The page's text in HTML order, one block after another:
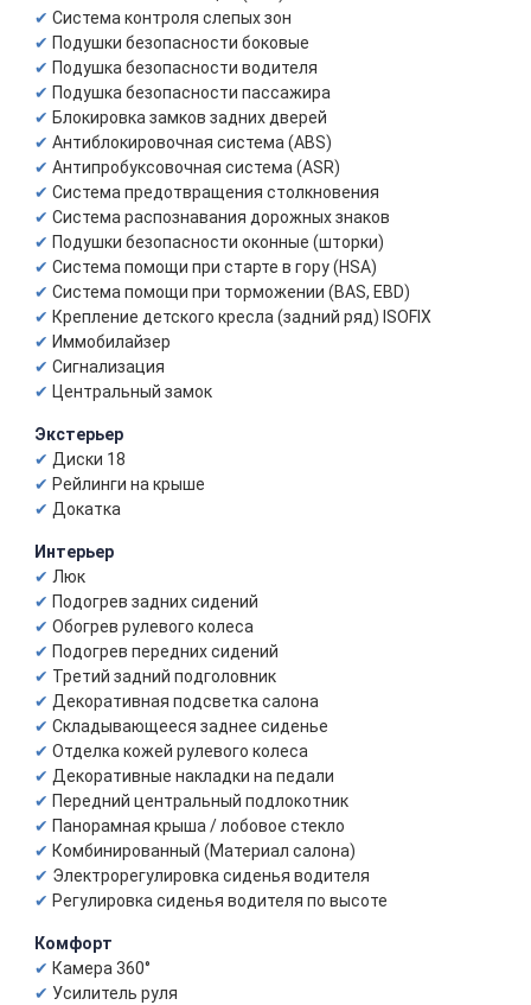
Система контроля слепых зон
Подушки безопасности боковые
Подушка безопасности водителя
Подушка безопасности пассажира
Блокировка замков задних дверей
Антиблокировочная система (ABS)
Антипробуксовочная система (ASR)
Система предотвращения столкновения
Система распознавания дорожных знаков
Подушки безопасности оконные (шторки)
Система помощи при старте в гору (HSA)
Система помощи при торможении (BAS, EBD)
Крепление детского кресла (задний ряд) ISOFIX
Иммобилайзер
Сигнализация
Центральный замок
Экстерьер
Диски 18
Рейлинги на крыше
Докатка
Интерьер
Люк
Подогрев задних сидений
Обогрев рулевого колеса
Подогрев передних сидений
Третий задний подголовник
Декоративная подсветка салона
Складывающееся заднее сиденье
Отделка кожей рулевого колеса
Декоративные накладки на педали
Передний центральный подлокотник
Панорамная крыша / лобовое стекло
Комбинированный (Материал салона)
Электрорегулировка сиденья водителя
Регулировка сиденья водителя по высоте
Комфорт
Камера 360°
Усилитель руля